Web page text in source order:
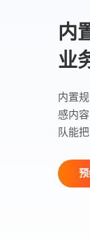
内
业
内置
感内
队能